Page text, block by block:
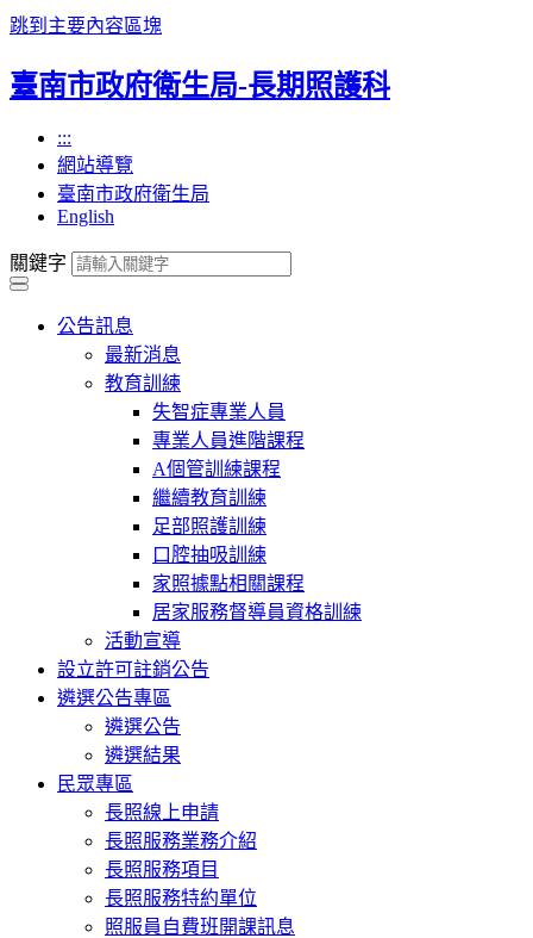
跳到主要內容區塊
臺南市政府衛生局-長期照護科
:::
網站導覽
臺南市政府衛生局
English
關鍵字
公告訊息
最新消息
教育訓練
失智症專業人員
專業人員進階課程
A個管訓練課程
繼續教育訓練
足部照護訓練
口腔抽吸訓練
家照據點相關課程
居家服務督導員資格訓練
活動宣導
設立許可註銷公告
遴選公告專區
遴選公告
遴選結果
民眾專區
長照線上申請
長照服務業務介紹
長照服務項目
長照服務特約單位
照服員自費班開課訊息